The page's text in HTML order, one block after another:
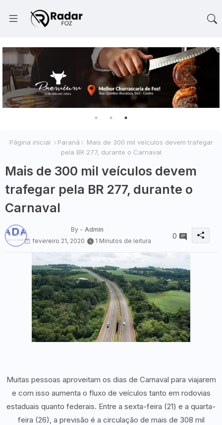
Página inicial Paraná
Mais de 300 mil veículos devem trafegar
pela BR 277, durante o Carnaval
Mais de 300 mil veículos devem
trafegar pela BR 277, durante o
Carnaval
By - Admin
fevereiro 21, 2020
1 Minutos de leitura
0
Muitas pessoas aproveitam os dias de Carnaval para viajarem
e com isso aumenta o fluxo de veículos tanto em rodovias
estaduais quanto federais. Entre a sexta-feira (21) e a quarta-
feira (26), a previsão é a circulação de mais de 308 mil